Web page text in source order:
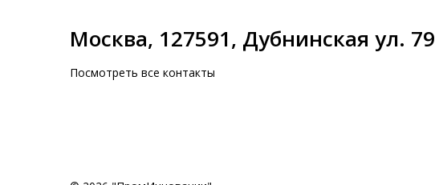
Москва, 127591, Дубнинская ул.
Посмотреть все контакты